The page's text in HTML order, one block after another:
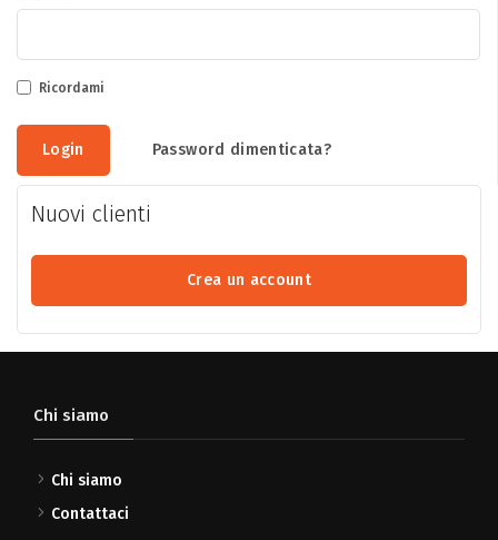
Ricordami
Login Password dimenticata?
Nuovi clienti
Crea un account
Chi siamo
Chi siamo
Contattaci